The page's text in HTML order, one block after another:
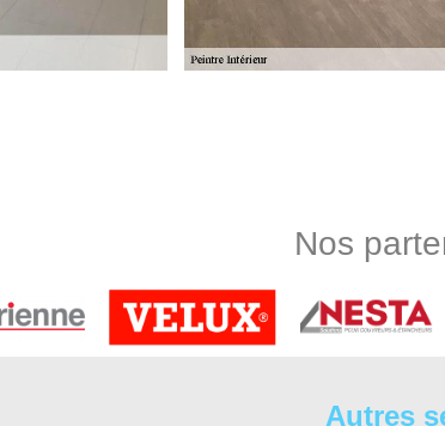
une entreprise de plâtrerie professionnelle comme
Truyes assuré par nos artisans
être facile à choisir, la mise en place peut
Nos
Autres